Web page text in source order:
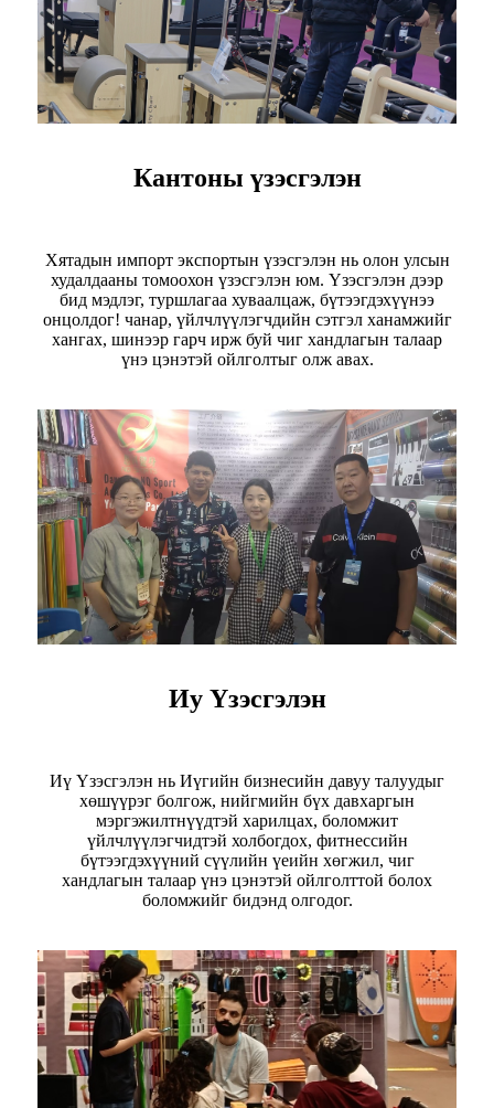
Кантоны үзэсгэлэн
Хятадын импорт экспортын үзэсгэлэн нь олон улсын
худалдааны томоохон үзэсгэлэн юм. Үзэсгэлэн дээр
бид мэдлэг, туршлагаа хуваалцаж, бүтээгдэхүүнээ
онцолдог! чанар, үйлчлүүлэгчдийн сэтгэл ханамжийг
хангах, шинээр гарч ирж буй чиг хандлагын талаар
үнэ цэнэтэй ойлголтыг олж авах.
Иу Үзэсгэлэн
Иү Үзэсгэлэн нь Иүгийн бизнесийн давуу талуудыг
хөшүүрэг болгож, нийгмийн бүх давхаргын
мэргэжилтнүүдтэй харилцах, боломжит
үйлчлүүлэгчидтэй холбогдох, фитнессийн
бүтээгдэхүүний сүүлийн үеийн хөгжил, чиг
хандлагын талаар үнэ цэнэтэй ойлголттой болох
боломжийг бидэнд олгодог.